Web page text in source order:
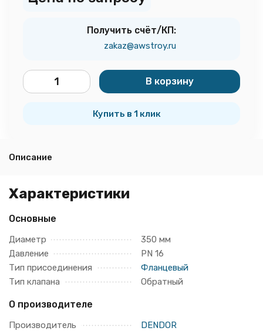
Получить счёт/КП:
zakaz@awstroy.ru
В корзину
Купить в 1 клик
Описание
Характеристики
Основные
Диаметр
350 мм
Давление
PN 16
Тип присоединения
Фланцевый
Тип клапана
Обратный
О производителе
Производитель
DENDOR